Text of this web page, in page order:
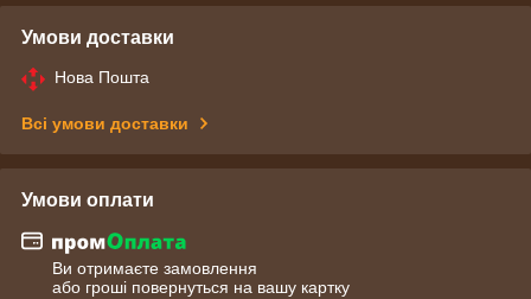
Умови доставки
Нова Пошта
Всі умови доставки
Умови оплати
Ви отримаєте замовлення
або гроші повернуться на вашу картку